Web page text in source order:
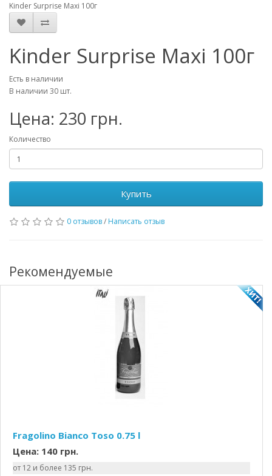
Kinder Surprise Maxi 100г
Kinder Surprise Maxi 100г
Есть в наличии
В наличии 30 шт.
Цена: 230 грн.
Количество
Купить
0 отзывов/ Написать отзыв
Рекомендуемые
Fragolino Bianco Toso 0.75 l
Цена: 140 грн.
от 12 и более 135 грн.